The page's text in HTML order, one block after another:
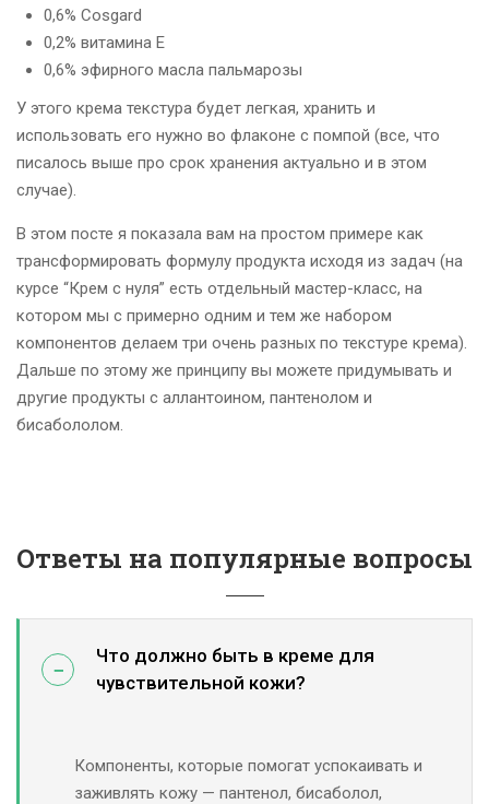
0,6% Cosgard
0,2% витамина Е
0,6% эфирного масла пальмарозы
У этого крема текстура будет легкая, хранить и
использовать его нужно во флаконе с помпой (все, что
писалось выше про срок хранения актуально и в этом
случае).
В этом посте я показала вам на простом примере как
трансформировать формулу продукта исходя из задач (на
курсе “Крем с нуля” есть отдельный мастер-класс, на
котором мы с примерно одним и тем же набором
компонентов делаем три очень разных по текстуре крема).
Дальше по этому же принципу вы можете придумывать и
другие продукты с аллантоином, пантенолом и
бисабололом.
Ответы на популярные вопросы
Что должно быть в креме для
чувствительной кожи?
Компоненты, которые помогат успокаивать и
заживлять кожу — пантенол, бисаболол,